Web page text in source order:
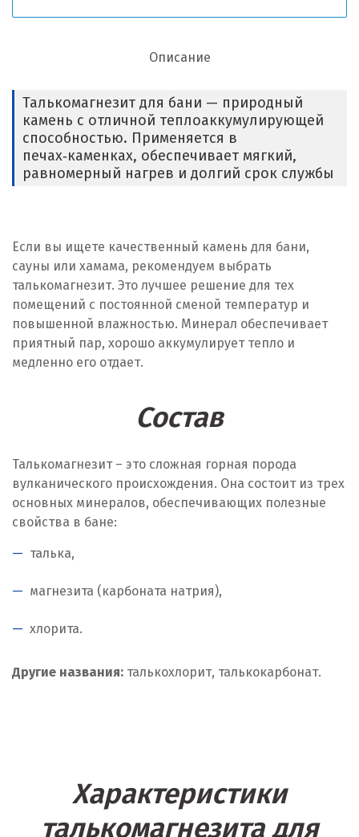
Описание
Талькомагнезит для бани — природный
камень с отличной теплоаккумулирующей
способностью. Применяется в
печах‑каменках, обеспечивает мягкий,
равномерный нагрев и долгий срок службы
Если вы ищете качественный камень для бани,
сауны или хамама, рекомендуем выбрать
талькомагнезит. Это лучшее решение для тех
помещений с постоянной сменой температур и
повышенной влажностью. Минерал обеспечивает
приятный пар, хорошо аккумулирует тепло и
медленно его отдает.
Состав
Талькомагнезит – это сложная горная порода
вулканического происхождения. Она состоит из трех
основных минералов, обеспечивающих полезные
свойства в бане:
талька,
магнезита (карбоната натрия),
хлорита.
Другие названия: талькохлорит, талькокарбонат.
Характеристики
талькомагнезита для